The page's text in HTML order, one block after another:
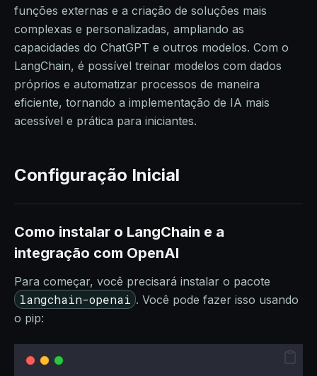
funções externas e a criação de soluções mais
complexas e personalizadas, ampliando as
capacidades do ChatGPT e outros modelos. Com o
LangChain, é possível treinar modelos com dados
próprios e automatizar processos de maneira
eficiente, tornando a implementação de IA mais
acessível e prática para iniciantes.
Configuração Inicial
Como instalar o LangChain e a
integração com OpenAI
Para começar, você precisará instalar o pacote
langchain-openai . Você pode fazer isso usando
o pip: